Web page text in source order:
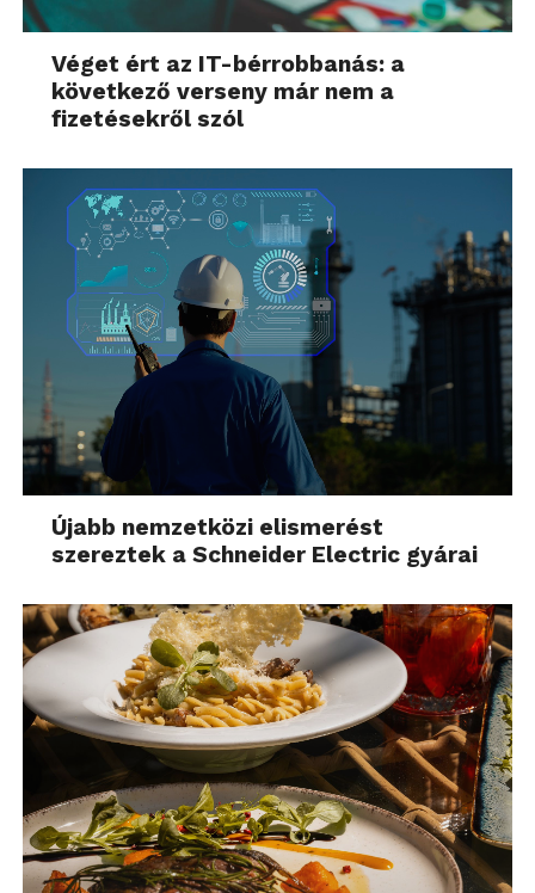
Véget ért az IT-bérrobbanás: a
következő verseny már nem a
fizetésekről szól
Újabb nemzetközi elismerést
szereztek a Schneider Electric gyárai